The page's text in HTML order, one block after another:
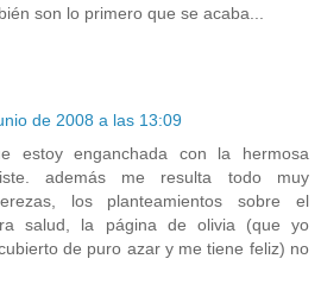
son lo primero que se acaba...
de 2008 a las 13:09
estoy enganchada con la hermosa
además me resulta todo muy
los planteamientos sobre el
salud, la página de olivia (que yo
de puro azar y me tiene feliz) no